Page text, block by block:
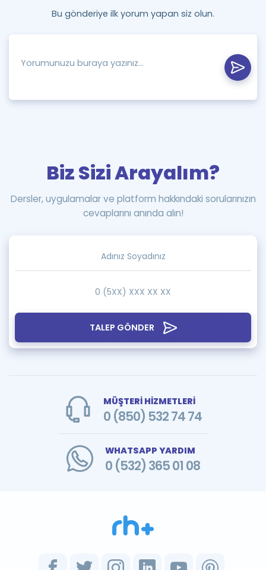
Bu gönderiye ilk yorum yapan siz olun.
TALEP GÖNDER
Biz Sizi Arayalım?
Dersler, uygulamalar ve platform hakkındaki sorularınızın
cevaplarını anında alın!
MÜŞTERİ HİZMETLERİ
0 (850) 532 74 74
WHATSAPP YARDIM
0 (532) 365 01 08